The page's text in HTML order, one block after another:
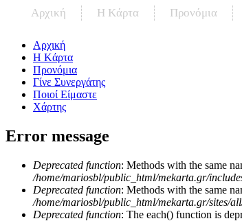
Αρχική Η Kάρτα Προνόμια
Αρχική
Η Kάρτα
Προνόμια
Γίνε Συνεργάτης
Ποιοί Είμαστε
Χάρτης
Error message
Deprecated function: Methods with the same
/home/mariosbl/public_html/mekarta.gr/
Deprecated function: Methods with the same
/home/mariosbl/public_html/mekarta.gr/sites/
Deprecated function: The each() function is